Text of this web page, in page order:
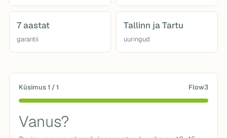
7 aastat
garantii
Tallinn ja Tartu
uuringud
Küsimus 1 / 1 Flow3
Vanus?